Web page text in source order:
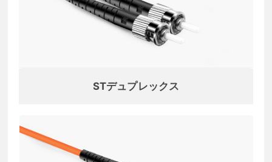
STデュプレックス